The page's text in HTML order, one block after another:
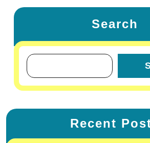
Search
Recent